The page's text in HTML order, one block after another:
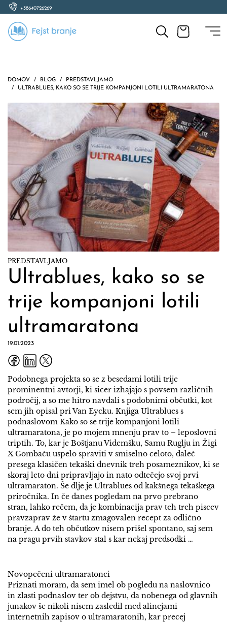
+38640726269
DOMOV BLOG
PREDSTAVLJAMO
ULTRABLUES, KAKO SO SE TRIJE KOMPANJONI LOTILI ULTRAMARATONA
PREDSTAVLJAMO
Ultrablues, kako so se
trije kompanjoni lotili
ultramaratona
19.01.2023
Podobnega projekta so se z besedami lotili trije
prominentni avtorji, ki sicer izhajajo s povsem različnih
področij, a so me hitro navdali s podobnimi občutki, kot
sem jih opisal pri Van Eycku. Knjiga Ultrablues s
podnaslovom Kako so se trije kompanjoni lotili
ultramaratona, je po mojem mnenju prav to – leposlovni
triptih. To, kar je Boštjanu Videmšku, Samu Ruglju in Žigi
X Gombaču uspelo spraviti v smiselno celoto, daleč
presega klasičen tekaški dnevnik treh posameznikov, ki se
skoraj leto dni pripravljajo in nato odtečejo svoj prvi
ultramaraton. Še dlje je Ultrablues od kakšnega tekaškega
priročnika. In če danes pogledam na prvo prebrano
stran, lahko rečem, da je kombinacija prav teh treh piscev
pravzaprav že v štartu zmagovalen recept za odlično
branje. A do teh občutkov nisem prišel spontano, saj sem
na pragu prvih stavkov stal s kar nekaj predsodki …
Novopečeni ultramaratonci
Priznati moram, da sem imel ob pogledu na naslovnico
in zlasti podnaslov ter ob dejstvu, da nobenega od glavnih
junakov še nikoli nisem zasledil med alinejami
internetnih zapisov o ultramaratonih, kar precej